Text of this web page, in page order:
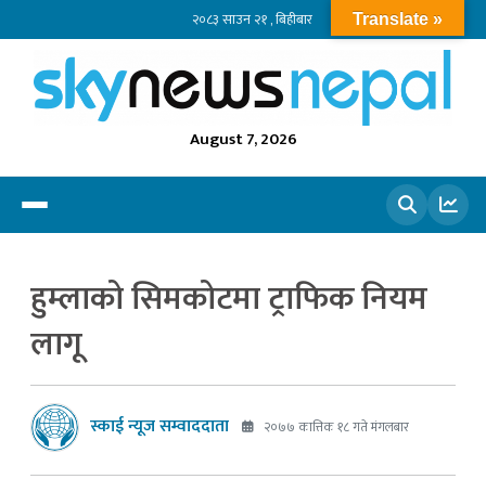
२०८३ साउन २१ , बिहीबार
August 7, 2026
हुम्लाको सिमकोटमा ट्राफिक नियम
लागू
स्काई न्यूज सम्वाददाता २०७७ कात्तिक १८ गते मंगलबार
Translate »